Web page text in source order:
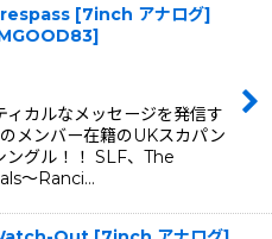
[7inch アナログ]
]
ィカルなメッセージを発信す
メンバー在籍のUKスカパン
グル！！ SLF、The
〜Ranci…